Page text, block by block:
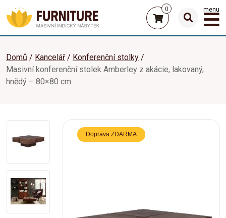
0 menu
Domů Kancelář
Konferenční stolky
Masivní konferenční stolek Amberley z akácie, lakovaný,
hnědý – 80×80 cm
Doprava ZDARMA